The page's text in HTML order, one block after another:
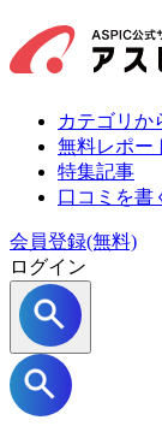
カテゴリか
無料レポー
特集記事
口コミを書
会員登録(無料)
ログイン